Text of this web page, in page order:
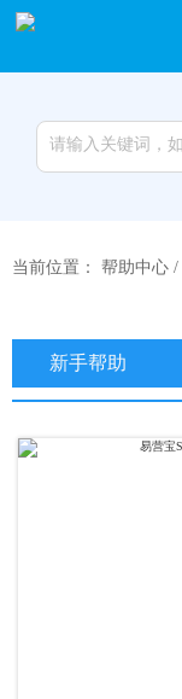
当前位置： 帮助中心 /
新手帮助